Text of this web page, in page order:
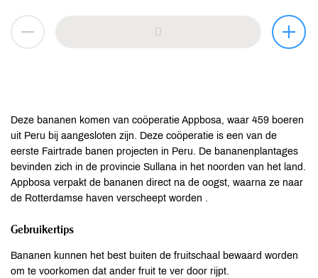
Deze bananen komen van coöperatie Appbosa, waar 459 boeren
uit Peru bij aangesloten zijn. Deze coöperatie is een van de
eerste Fairtrade banen projecten in Peru. De bananenplantages
bevinden zich in de provincie Sullana in het noorden van het land.
Appbosa verpakt de bananen direct na de oogst, waarna ze naar
de Rotterdamse haven verscheept worden .
Gebruikertips
Bananen kunnen het best buiten de fruitschaal bewaard worden
om te voorkomen dat ander fruit te ver door rijpt.